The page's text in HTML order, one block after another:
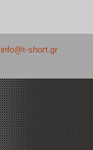
info@t-short.gr